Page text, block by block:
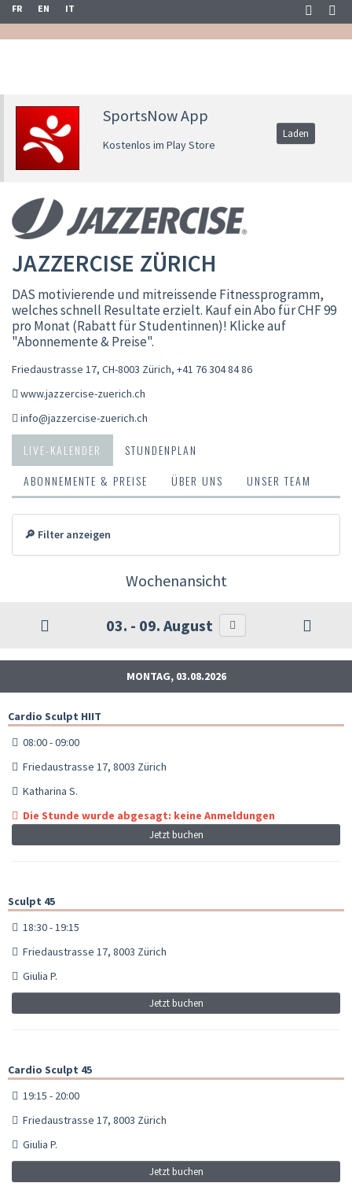
FR EN IT
SportsNow App
Kostenlos im Play Store
Laden
JAZZERCISE ZÜRICH
DAS motivierende und mitreissende Fitnessprogramm,
welches schnell Resultate erzielt. Kauf ein Abo für CHF 99
pro Monat (Rabatt für Studentinnen)! Klicke auf
"Abonnemente & Preise".
Friedaustrasse 17, CH-8003 Zürich, +41 76 304 84 86
www.jazzercise-zuerich.ch
info@jazzercise-zuerich.ch
LIVE-KALENDER
STUNDENPLAN
ABONNEMENTE & PREISE
ÜBER UNS UNSER TEAM
🔎 Filter anzeigen
Wochenansicht
03. - 09. August
MONTAG, 03.08.2026
Cardio Sculpt HIIT
08:00 - 09:00
Friedaustrasse 17, 8003 Zürich
Katharina S.
Die Stunde wurde abgesagt: keine Anmeldungen
Jetzt buchen
Sculpt 45
18:30 - 19:15
Friedaustrasse 17, 8003 Zürich
Giulia P.
Jetzt buchen
Cardio Sculpt 45
19:15 - 20:00
Friedaustrasse 17, 8003 Zürich
Giulia P.
Jetzt buchen